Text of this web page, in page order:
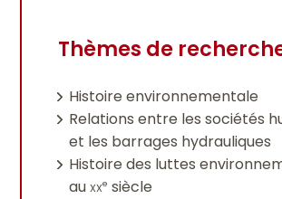
Thèmes de
Histoire environnementale
Relations entre les sociétés
et les barrages hydrauliques
Histoire des luttes
auxxe siècle